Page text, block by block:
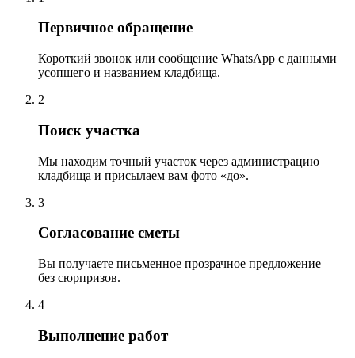
Первичное обращение
Короткий звонок или сообщение WhatsApp с данными
усопшего и названием кладбища.
2
Поиск участка
Мы находим точный участок через администрацию
кладбища и присылаем вам фото «до».
3
Согласование сметы
Вы получаете письменное прозрачное предложение —
без сюрпризов.
4
Выполнение работ